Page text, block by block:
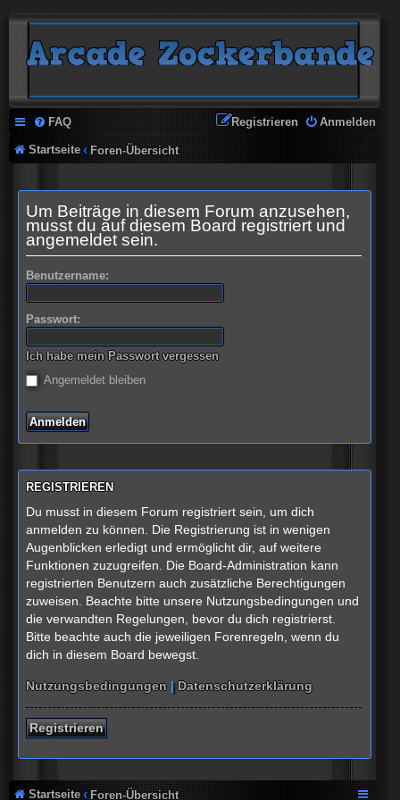
FAQ Anmelden
Registrieren
Startseite Foren-Übersicht
Um Beiträge in diesem Forum anzusehen,
musst du auf diesem Board registriert und
angemeldet sein.
Benutzername:
Passwort:
Ich habe mein Passwort vergessen
Angemeldet bleiben
REGISTRIEREN
Du musst in diesem Forum registriert sein, um dich
anmelden zu können. Die Registrierung ist in wenigen
Augenblicken erledigt und ermöglicht dir, auf weitere
Funktionen zuzugreifen. Die Board-Administration kann
registrierten Benutzern auch zusätzliche Berechtigungen
zuweisen. Beachte bitte unsere Nutzungsbedingungen und
die verwandten Regelungen, bevor du dich registrierst.
Bitte beachte auch die jeweiligen Forenregeln, wenn du
dich in diesem Board bewegst.
Nutzungsbedingungen |Datenschutzerklärung
Registrieren
Startseite Foren-Übersicht